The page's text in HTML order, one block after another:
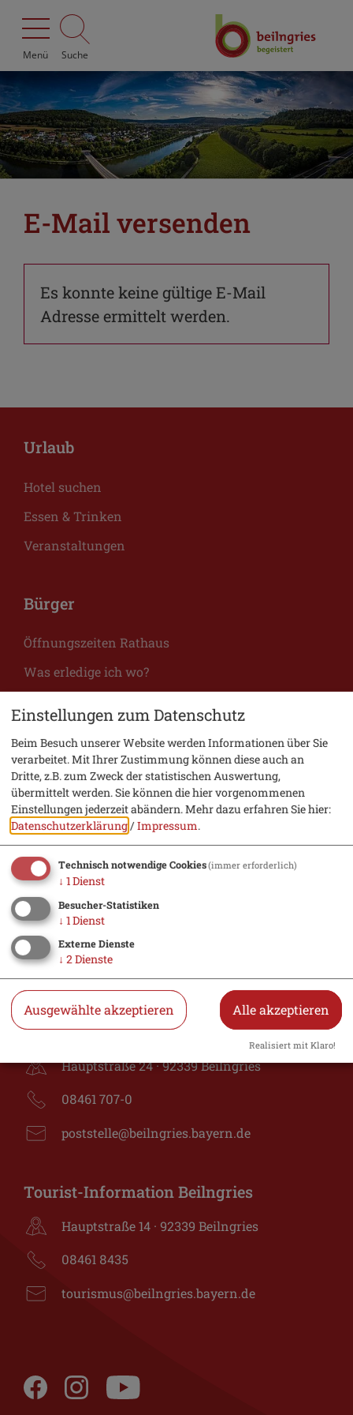
Menü Suche
E-Mail versenden
Es konnte keine gültige E-Mail
Adresse ermittelt werden.
Urlaub
Hotel suchen
Essen & Trinken
Veranstaltungen
Bürger
Öffnungszeiten Rathaus
Was erledige ich wo?
Müllabfuhr
Service
Kontakt
Stadtplan
Tourist-Information
Prospekte bestellen
Jobs
Stadt Beilngries
Hauptstraße 24 · 92339 Beilngries
08461 707-0
poststelle@beilngries.bayern.de
Tourist-Information Beilngries
Hauptstraße 14 · 92339 Beilngries
08461 8435
tourismus@beilngries.bayern.de
Einstellungen zum Datenschutz
Beim Besuch unserer Website werden Informationen über Sie
verarbeitet. Mit Ihrer Zustimmung können diese auch an
Dritte, z.B. zum Zweck der statistischen Auswertung,
übermittelt werden. Sie können die hier vorgenommenen
Einstellungen jederzeit abändern.Mehr dazu erfahren Sie hier:
Datenschutzerklärung/Impressum.
Technisch notwendige Cookies(immer erforderlich)
↓ 1 Dienst
Besucher-Statistiken
↓ 1 Dienst
Externe Dienste
↓ 2Dienste
Ausgewählte akzeptieren Alle akzeptieren
Realisiert mit Klaro!